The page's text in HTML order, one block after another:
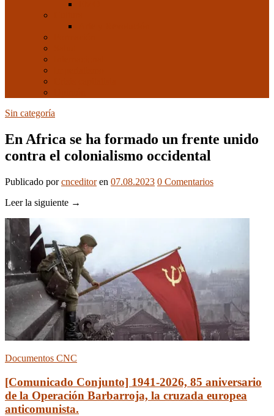
Sin categoría
En Africa se ha formado un frente unido
contra el colonialismo occidental
Publicado porcnceditor en 07.08.2023 0 Comentarios
Leer la siguiente →
Documentos CNC
[Comunicado Conjunto] 1941-2026, 85 aniversario
de la Operación Barbarroja, la cruzada europea
anticomunista.